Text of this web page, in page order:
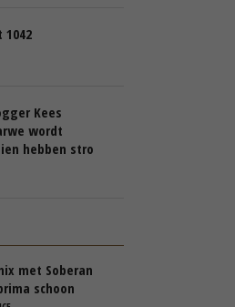
1042
Kees
wordt
hebben stro
met Soberan
schoon